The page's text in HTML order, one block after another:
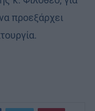
προεξάρχει